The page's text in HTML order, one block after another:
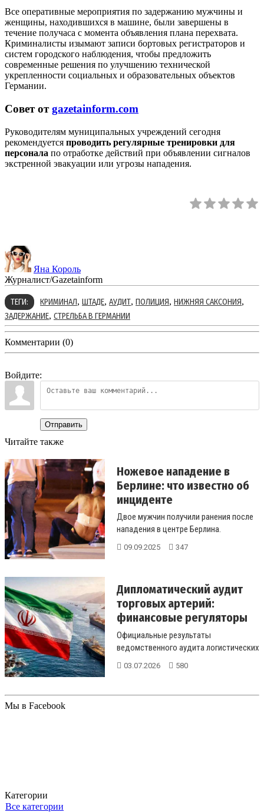
Все оперативные мероприятия по задержанию мужчины и
женщины, находившихся в машине, были завершены в
течение получаса с момента объявления плана перехвата.
Криминалисты изымают записи бортовых регистраторов и
систем городского наблюдения, чтобы предложить
современные решения по улучшению технической
укрепленности социальных и образовательных объектов
Германии.
Совет отgazetainform.com
Руководителям муниципальных учреждений сегодня
рекомендуется проводить регулярные тренировки для
персонала по отработке действий при объявлении сигналов
экстренной эвакуации или угрозы нападения.
Яна Король
Журналист/Gazetainform
ТЕГИ: КРИМИНАЛ, ШТАДЕ, АУДИТ, ПОЛИЦИЯ, НИЖНЯЯ САКСОНИЯ,
ЗАДЕРЖАНИЕ, СТРЕЛЬБА В ГЕРМАНИИ
Комментарии (0)
Войдите:
Отправить
Читайте также
Ножевое нападение в
Берлине: что известно об
инциденте
Двое мужчин получили ранения после
нападения в центре Берлина.
Подробности о нападении и
09.09.2025 347
Дипломатический аудит
торговых артерий:
финансовые регуляторы
вер...
Официальные результаты
ведомственного аудита логистических
маршрутов. Почему страны Европы
03.07.2026 580
Мы в Facebook
Категории
Все категории